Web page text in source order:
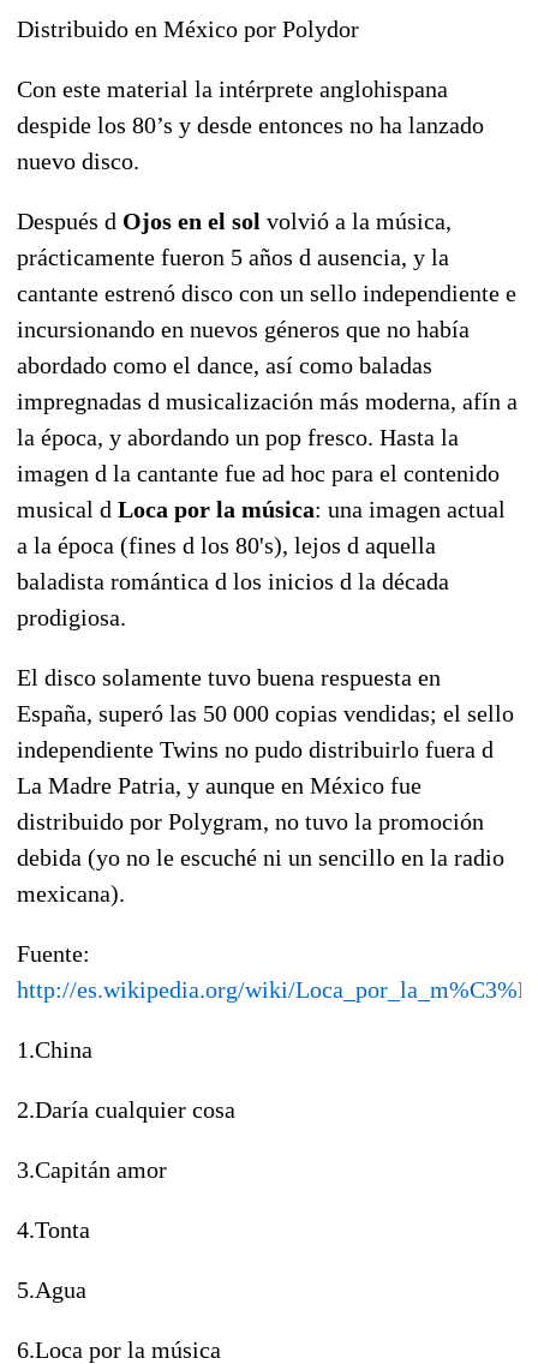
Distribuido en México por Polydor
Con este material la intérprete anglohispana
despide los 80’s y desde entonces no ha lanzado
nuevo disco.
Después d Ojos en el sol volvió a la música,
prácticamente fueron 5 años d ausencia, y la
cantante estrenó disco con un sello independiente e
incursionando en nuevos géneros que no había
abordado como el dance, así como baladas
impregnadas d musicalización más moderna, afín a
la época, y abordando un pop fresco. Hasta la
imagen d la cantante fue ad hoc para el contenido
musical d Loca por la música: una imagen actual
a la época (fines d los 80's), lejos d aquella
baladista romántica d los inicios d la década
prodigiosa.
El disco solamente tuvo buena respuesta en
España, superó las 50 000 copias vendidas; el sello
independiente Twins no pudo distribuirlo fuera d
La Madre Patria, y aunque en México fue
distribuido por Polygram, no tuvo la promoción
debida (yo no le escuché ni un sencillo en la radio
mexicana).
Fuente:
http://es.wikipedia.org/wiki/
1.China
2.Daría cualquier cosa
3.Capitán amor
4.Tonta
5.Agua
6.Loca por la música